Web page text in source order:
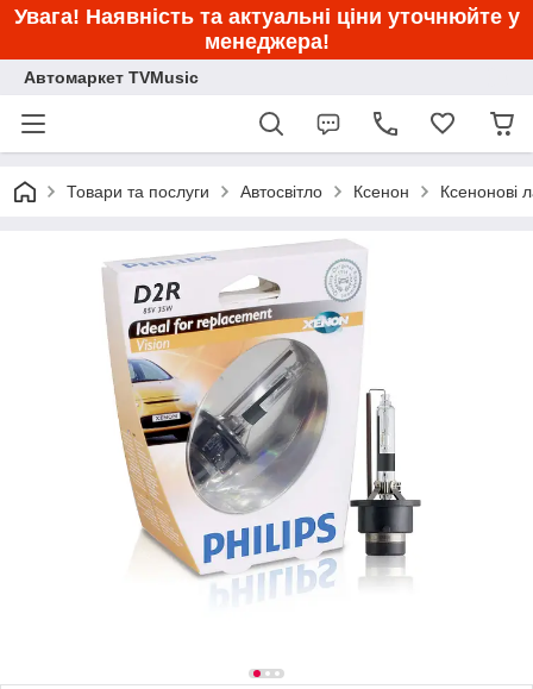
Увага! Наявність та актуальні ціни уточнюйте у
менеджера!
Автомаркет TVMusic
Товари та послуги Автосвітло Ксенон Ксенонові